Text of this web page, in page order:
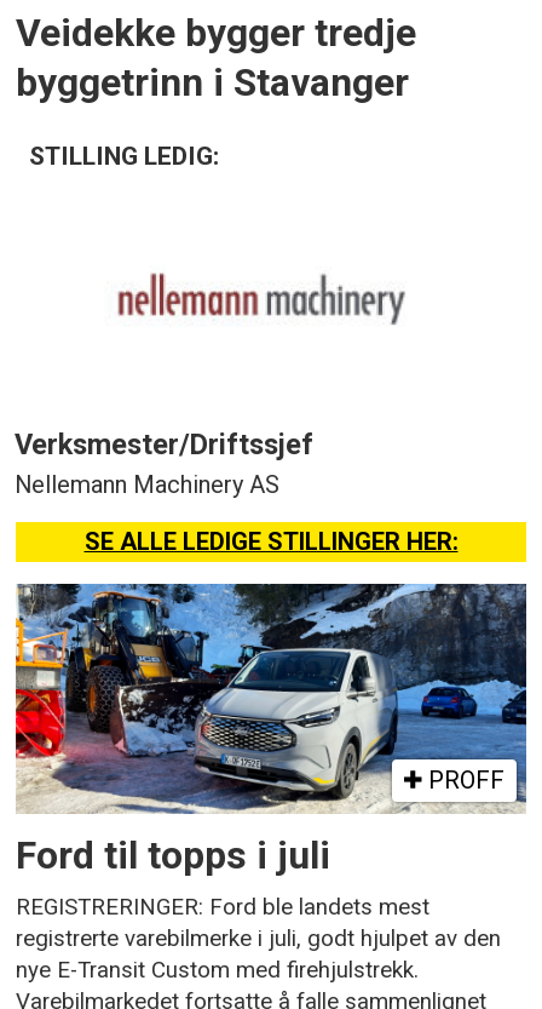
Veidekke bygger tredje
byggetrinn i Stavanger
STILLING LEDIG:
Verksmester/Driftssjef
Nellemann Machinery AS
SE ALLE LEDIGE STILLINGER HER:
PROFF
Ford til topps i juli
REGISTRERINGER: Ford ble landets mest
registrerte varebilmerke i juli, godt hjulpet av den
nye E-Transit Custom med firehjulstrekk.
Varebilmarkedet fortsatte å falle sammenlignet